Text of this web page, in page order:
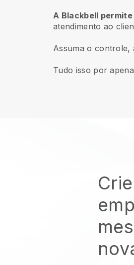
A Blackbell
atendimento ao
Assuma o controle,
Tudo isso por